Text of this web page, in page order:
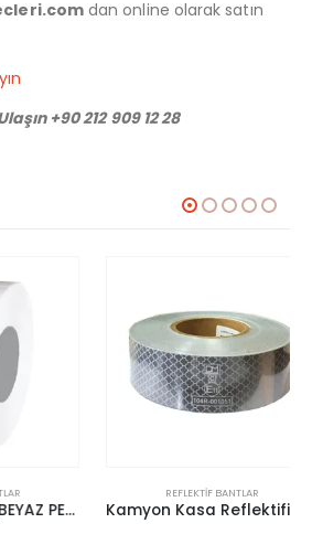
dan online olarak satın
+90 212 909 12 28
REFLEKTİF BANT (BEYAZ PETEKLİ) (10 cm x 46 mt)
REFLEKTIF BANTLAR
Kamyon Kasa Reflektifi Beyaz (Ece 104)